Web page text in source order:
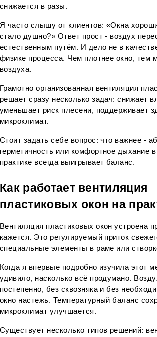
снижается в разы.
Я часто слышу от клиентов: «Окна
стало душно?» Ответ прост - воздух
естественным путём. И дело не в
физике процесса. Чем плотнее окно, тем
воздуха.
Грамотно организованная вентиляция
решает сразу несколько задач: снижает
уменьшает риск плесени, поддерживает
микроклимат.
Стоит задать себе вопрос: что важнее -
герметичность или комфортное дыхание
практике всегда выигрывает баланс.
Как работает вентиляция
пластиковых окон на
Вентиляция пластиковых окон устроена
кажется. Это регулируемый приток
специальные элементы в раме или
Когда я впервые подробно изучила этот
удивило, насколько всё продумано.
постепенно, без сквозняка и без
окно настежь. Температурный баланс
микроклимат улучшается.
Существует несколько типов решений: